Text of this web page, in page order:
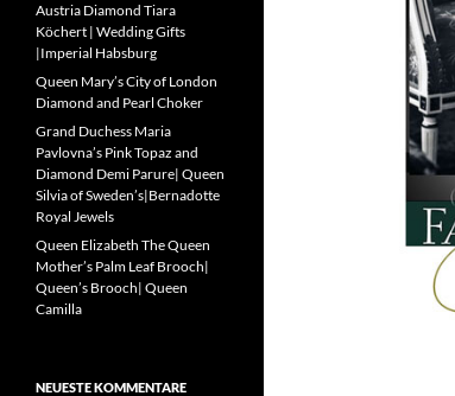
Austria Diamond Tiara
Köchert | Wedding Gifts
|Imperial Habsburg
Queen Mary’s City of London
Diamond and Pearl Choker
Grand Duchess Maria
Pavlovna’s Pink Topaz and
Diamond Demi Parure| Queen
Silvia of Sweden’s|Bernadotte
Royal Jewels
Queen Elizabeth The Queen
Mother’s Palm Leaf Brooch|
Queen’s Brooch| Queen
Camilla
NEUESTE KOMMENTARE